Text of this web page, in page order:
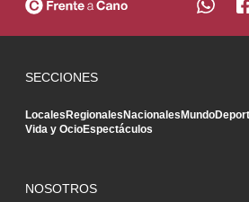
SECCIONES
LocalesRegionalesNacionalesMundo
Vida y OcioEspectáculos
NOSOTROS